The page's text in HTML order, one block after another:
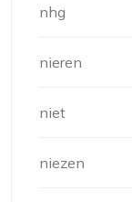
nhg
nieren
niet
niezen